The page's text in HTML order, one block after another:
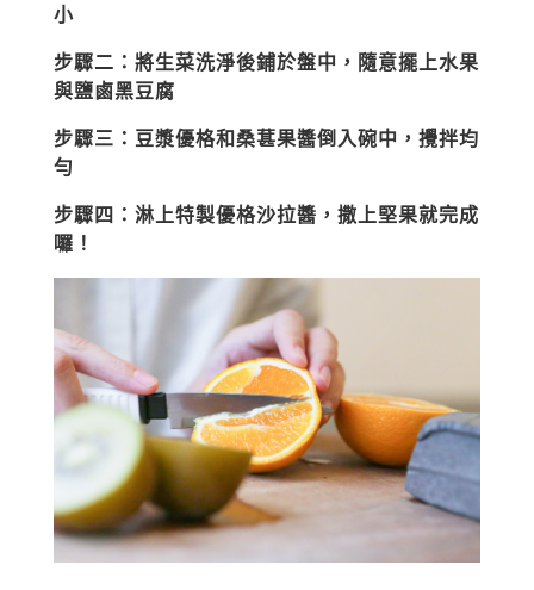
小
步驟二：將生菜洗淨後鋪於盤中，隨意擺上水果
與鹽鹵黑豆腐
步驟三：豆漿優格和桑葚果醬倒入碗中，攪拌均
勻
步驟四：淋上特製優格沙拉醬，撒上堅果就完成
囉！